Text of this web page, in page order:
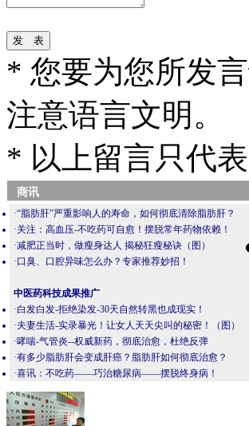
* 您要为您所发
注意语言文明。
* 以上留言只代
商讯
·“脂肪肝”严重影响人的寿命，如何彻底清除脂肪肝？
·关注：高血压-不吃药可自愈！摆脱常年药物依赖！
·减肥正当时，做瘦身达人 揭秘狂瘦秘诀（图）
·口臭、口腔异味怎么办？专家推荐妙招！
中医药科技成果推广
·白发白发-拒绝染发-30天自然转黑也成现实！
·夫妻生活-实录暴光！让女人天天尖叫的秘密！（图）
·哮喘-气管炎--权威新药，彻底治愈，杜绝反弹
·有多少脂肪肝会变成肝癌？脂肪肝如何彻底治愈？
·喜讯：不吃药——巧治糖尿病——摆脱终身病！